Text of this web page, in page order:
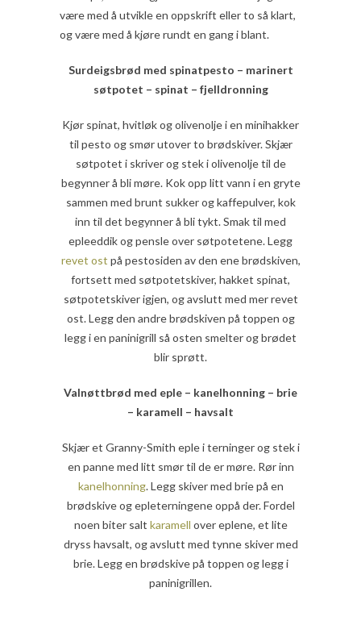
være med å utvikle en oppskrift eller to så klart,
og være med å kjøre rundt en gang i blant.
Surdeigsbrød med spinatpesto – marinert
søtpotet – spinat – fjelldronning
Kjør spinat, hvitløk og olivenolje i en minihakker
til pesto og smør utover to brødskiver. Skjær
søtpotet i skriver og stek i olivenolje til de
begynner å bli møre. Kok opp litt vann i en gryte
sammen med brunt sukker og kaffepulver, kok
inn til det begynner å bli tykt. Smak til med
epleeddik og pensle over søtpotetene. Legg
revet ost på pestosiden av den ene brødskiven,
fortsett med søtpotetskiver, hakket spinat,
søtpotetskiver igjen, og avslutt med mer revet
ost. Legg den andre brødskiven på toppen og
legg i en paninigrill så osten smelter og brødet
blir sprøtt.
Valnøttbrød med eple – kanelhonning – brie
– karamell – havsalt
Skjær et Granny-Smith eple i terninger og stek i
en panne med litt smør til de er møre. Rør inn
kanelhonning. Legg skiver med brie på en
brødskive og epleterningene oppå der. Fordel
noen biter salt karamell over eplene, et lite
dryss havsalt, og avslutt med tynne skiver med
brie. Legg en brødskive på toppen og legg i
paninigrillen.